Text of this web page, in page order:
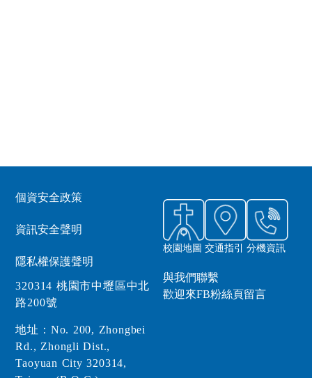
個資安全政策
資訊安全聲明
隱私權保護聲明
320314 桃園市中壢區中北
路200號
地址：No. 200, Zhongbei
Rd., Zhongli Dist.,
Taoyuan City 320314,
校園地圖 交通指引 分機資訊
與我們聯繫
歡迎來FB粉絲頁留言